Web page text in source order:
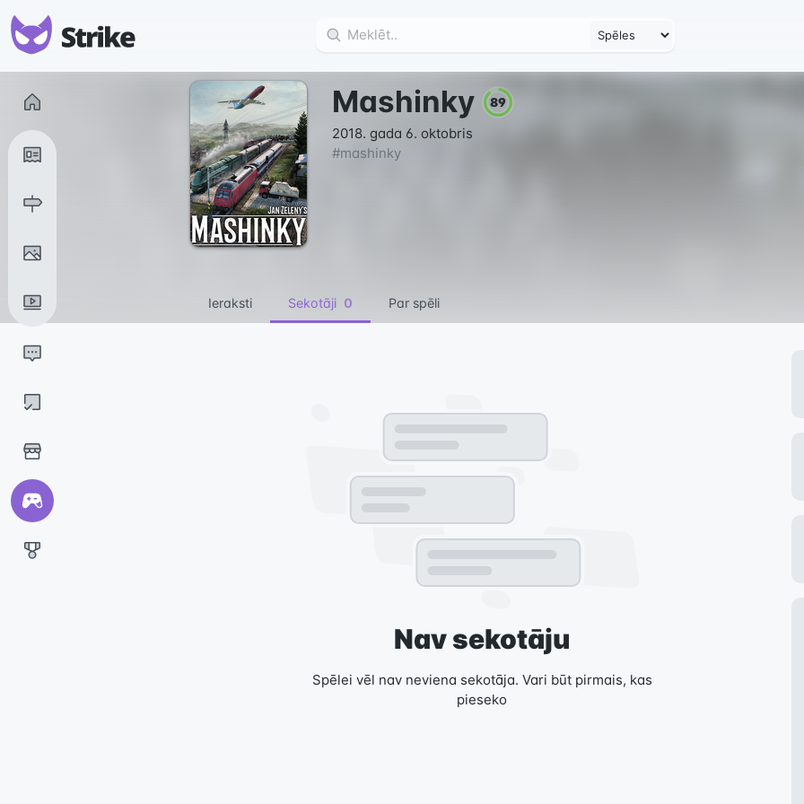
Mashinky 89
2018. gada 6. oktobris
#mashinky
Ieraksti Sekotāji 0 Par spēli
Nav sekotāju
Spēlei vēl nav neviena sekotāja. Vari būt pirmais, kas
pieseko